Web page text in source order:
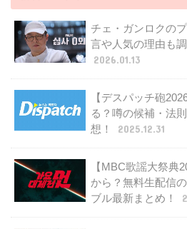
チェ・ガンロクの
言や人気の理由も
2026.01.13
【デスパッチ砲
る？噂の候補・法
想！
2025.12.31
【MBC歌謡大祭典
から？無料生配信
ブル最新まとめ！